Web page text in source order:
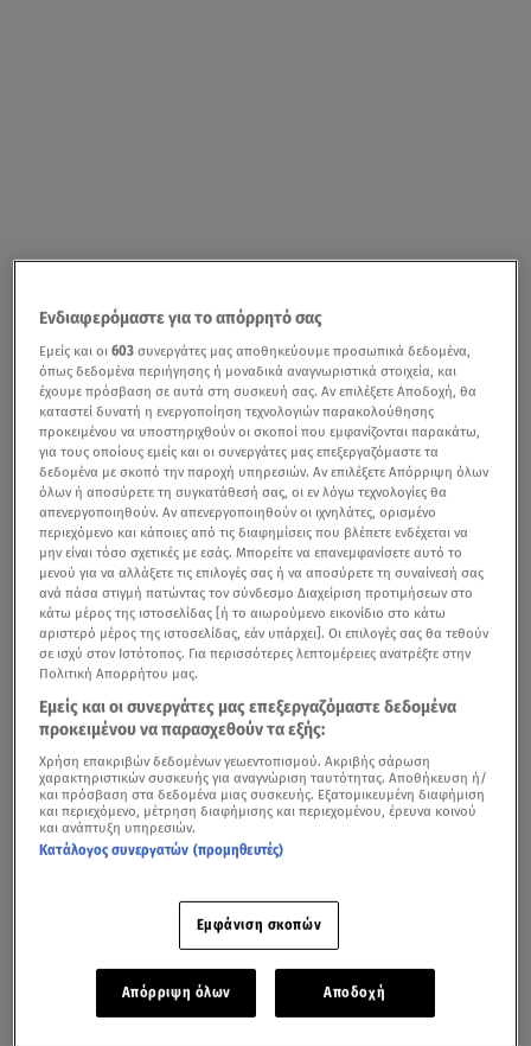
Ενδιαφερόμαστε για το απόρρητό σας
Εμείς και οι603 συνεργάτες μας αποθηκεύουμε προσωπικά δεδομένα,
όπως δεδομένα περιήγησης ή μοναδικά αναγνωριστικά στοιχεία, και
έχουμε πρόσβαση σε αυτά στη συσκευή σας. Αν επιλέξετε Αποδοχή, θα
καταστεί δυνατή η ενεργοποίηση τεχνολογιών παρακολούθησης
προκειμένου να υποστηριχθούν οι σκοποί που εμφανίζονται παρακάτω,
για τους οποίους εμείς και οι συνεργάτες μας επεξεργαζόμαστε τα
δεδομένα με σκοπό την παροχή υπηρεσιών. Αν επιλέξετε Απόρριψη όλων
όλων ή αποσύρετε τη συγκατάθεσή σας, οι εν λόγω τεχνολογίες θα
απενεργοποιηθούν. Αν απενεργοποιηθούν οι ιχνηλάτες, ορισμένο
περιεχόμενο και κάποιες από τις διαφημίσεις που βλέπετε ενδέχεται να
μην είναι τόσο σχετικές με εσάς. Μπορείτε να επανεμφανίσετε αυτό το
μενού για να αλλάξετε τις επιλογές σας ή να αποσύρετε τη συναίνεσή σας
ανά πάσα στιγμή πατώντας τον σύνδεσμο Διαχείριση προτιμήσεων στο
κάτω μέρος της ιστοσελίδας [ή το αιωρούμενο εικονίδιο στο κάτω
αριστερό μέρος της ιστοσελίδας, εάν υπάρχει]. Οι επιλογές σας θα τεθούν
σε ισχύ στον Ιστότοπος. Για περισσότερες λεπτομέρειες ανατρέξτε στην
Πολιτική Απορρήτου μας.
Εμείς και οι συνεργάτες μας επεξεργαζόμαστε δεδομένα
προκειμένου να παρασχεθούν τα εξής:
Χρήση επακριβών δεδομένων γεωεντοπισμού. Ακριβής σάρωση
χαρακτηριστικών συσκευής για αναγνώριση ταυτότητας. Αποθήκευση ή/
και πρόσβαση στα δεδομένα μιας συσκευής. Εξατομικευμένη διαφήμιση
και περιεχόμενο, μέτρηση διαφήμισης και περιεχομένου, έρευνα κοινού
και ανάπτυξη υπηρεσιών.
Κατάλογος συνεργατών (προμηθευτές)
Εμφάνιση σκοπών
Απόρριψη όλων Αποδοχή